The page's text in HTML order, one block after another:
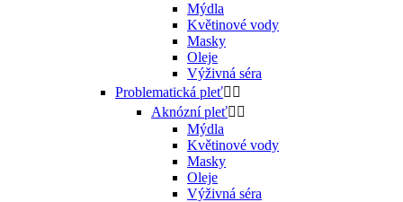
Mýdla
Květinové vody
Masky
Oleje
Výživná séra
Problematická pleť 
Aknózní pleť 
Mýdla
Květinové vody
Masky
Oleje
Výživná séra